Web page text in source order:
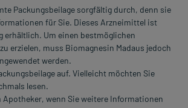
Packungsbeilage sorgfältig durch, denn sie
für Sie. Dieses Arzneimittel ist
erhältlich. Um einen bestmöglichen
erzielen, muss Biomagnesin Madaus jedoch
werden.
auf. Vielleicht möchten Sie
lesen.
Apotheker, wenn Sie weitere Informationen